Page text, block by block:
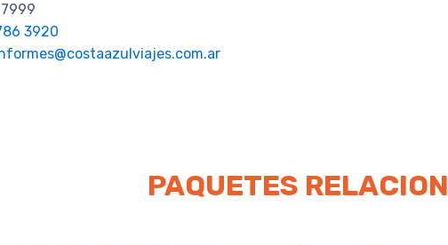
3920
PAQUETES